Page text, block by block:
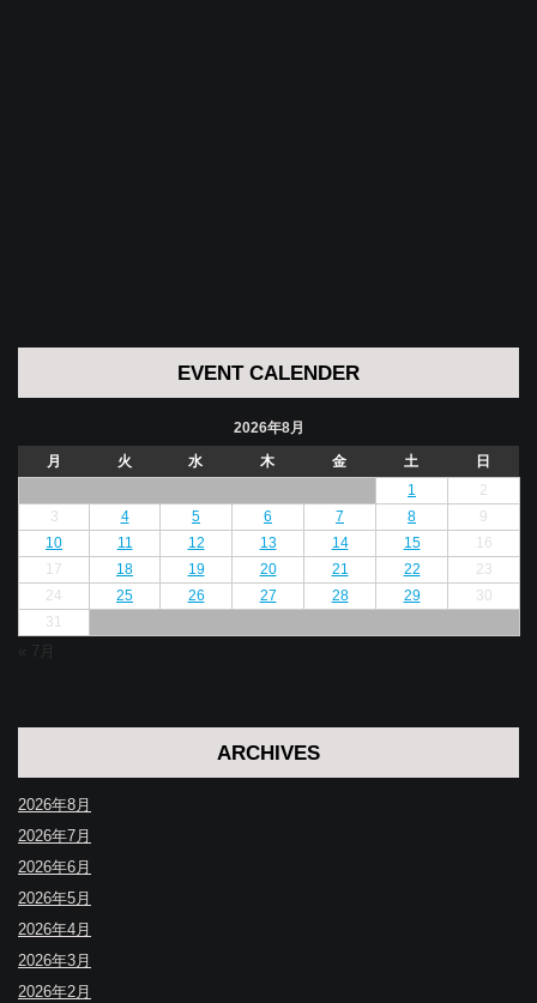
EVENT CALENDER
2026年8月
月
火 水 木 金 土
日
1
2
3
4 5 6 7 8
9
10
11 12 13 14 15
16
17
18 19 20 21 22
23
24
25 26 27 28 29
30
31
« 7月
ARCHIVES
2026年8月
2026年7月
2026年6月
2026年5月
2026年4月
2026年3月
2026年2月